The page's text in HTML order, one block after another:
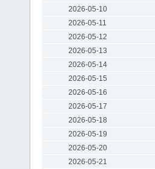
2026-05-10
2026-05-11
2026-05-12
2026-05-13
2026-05-14
2026-05-15
2026-05-16
2026-05-17
2026-05-18
2026-05-19
2026-05-20
2026-05-21